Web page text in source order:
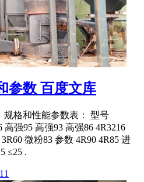
参数 百度文库
规格和性能参数表： 型号
高强95 高强93 高强86 4R3216
微粉83 参数 4R90 4R85 进
≤25 .